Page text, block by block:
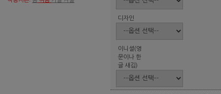
디자인
이니셜(영
문이나 한
글 새김)